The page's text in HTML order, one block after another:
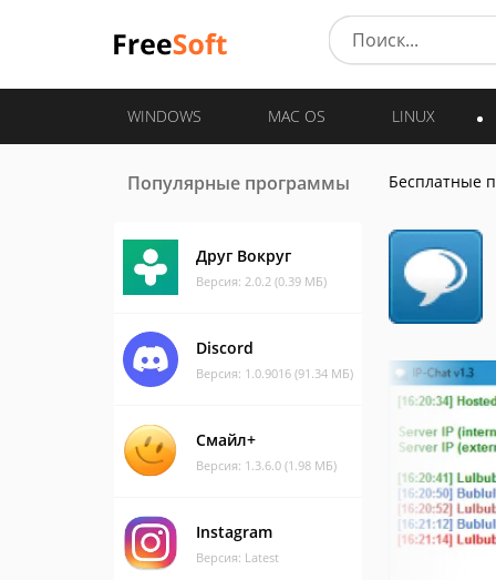
WINDOWS MAC OS LINUX
Популярные программы
Друг Вокруг
Версия: 2.0.2 (0.39 МБ)
Discord
Версия: 1.0.9016 (91.34 МБ)
Смайл+
Версия: 1.3.6.0 (1.98 МБ)
Instagram
Версия: Latest
Бесплатные